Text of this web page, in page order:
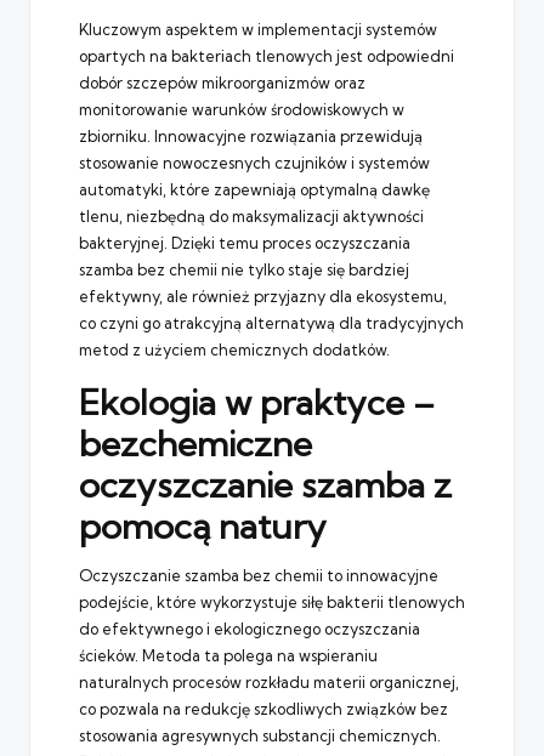
Kluczowym aspektem w implementacji systemów
opartych na bakteriach tlenowych jest odpowiedni
dobór szczepów mikroorganizmów oraz
monitorowanie warunków środowiskowych w
zbiorniku. Innowacyjne rozwiązania przewidują
stosowanie nowoczesnych czujników i systemów
automatyki, które zapewniają optymalną dawkę
tlenu, niezbędną do maksymalizacji aktywności
bakteryjnej. Dzięki temu proces oczyszczania
szamba bez chemii nie tylko staje się bardziej
efektywny, ale również przyjazny dla ekosystemu,
co czyni go atrakcyjną alternatywą dla tradycyjnych
metod z użyciem chemicznych dodatków.
Ekologia w praktyce –
bezchemiczne
oczyszczanie szamba z
pomocą natury
Oczyszczanie szamba bez chemii to innowacyjne
podejście, które wykorzystuje siłę bakterii tlenowych
do efektywnego i ekologicznego oczyszczania
ścieków. Metoda ta polega na wspieraniu
naturalnych procesów rozkładu materii organicznej,
co pozwala na redukcję szkodliwych związków bez
stosowania agresywnych substancji chemicznych.